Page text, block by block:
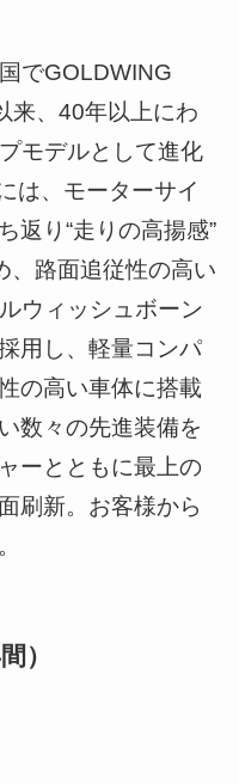
でGOLDWING
来、40年以上にわ
モデルとして進化
は、モーターサイ
返り“走りの高揚感”
、路面追従性の高い
ウィッシュボーン
用し、軽量コンパ
の高い車体に搭載
数々の先進装備を
ーとともに最上の
刷新。お客様から
）